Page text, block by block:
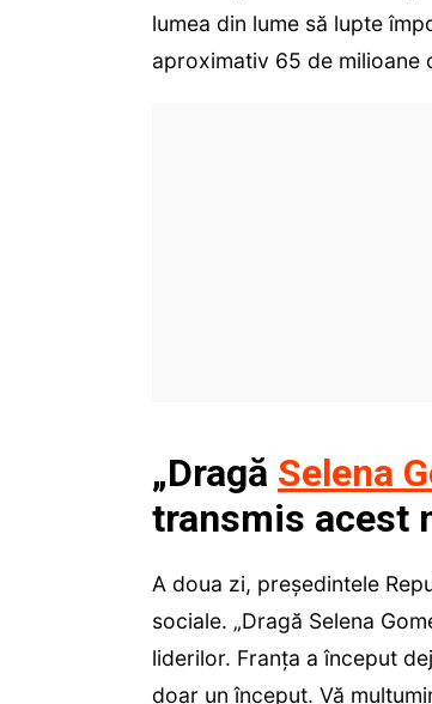
lumea din lume să lupte
aproximativ 65 de milioane
„Dragă Selena
transmis acest
A doua zi, președintele
sociale. „Dragă Selena
liderilor. Franța a început
doar un început. Vă